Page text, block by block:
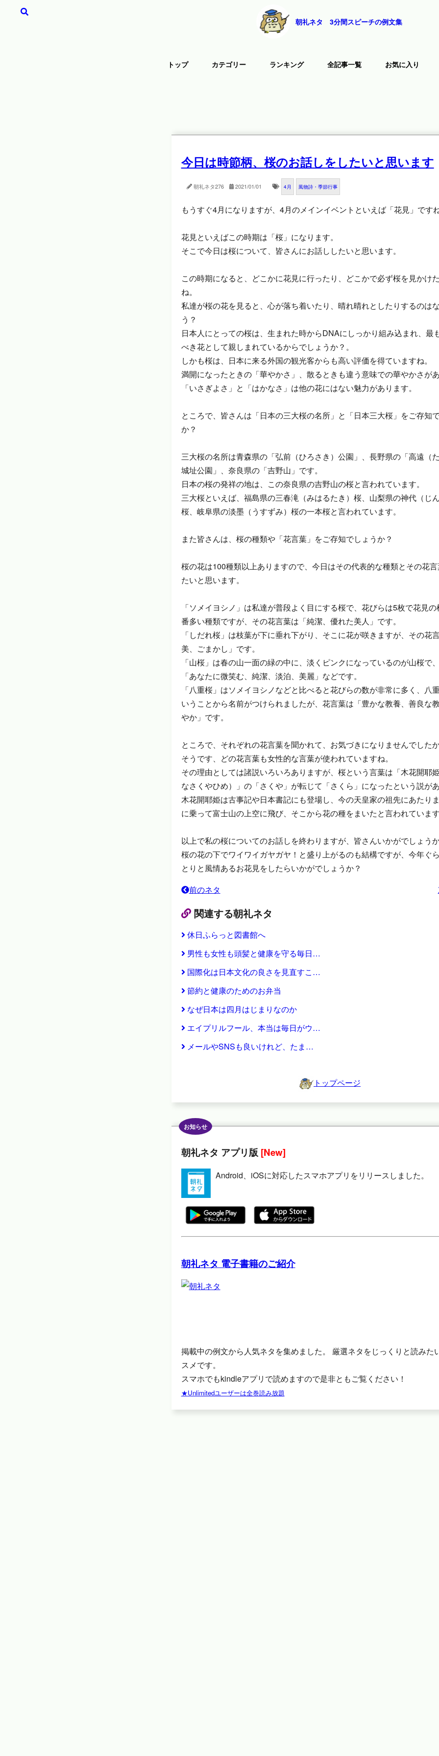
朝礼ネタ 3分間スピーチの例文集
トップ カテゴリー ランキング 全記事一覧 お気に入り
今日は時節柄、桜のお話しをしたいと思います
朝礼ネタ276 2021/01/01 4月 風物詩・季節行事
もうすぐ4月になりますが、4月のメインイベントといえば「花見」です
花見といえばこの時期は「桜」になります。
そこで今日は桜について、皆さんにお話ししたいと思います。
この時期になると、どこかに花見に行ったり、どこかで必ず桜を見かけ
ね。
私達が桜の花を見ると、心が落ち着いたり、晴れ晴れとしたりするのは
う？
日本人にとっての桜は、生まれた時からDNAにしっかり組み込まれ、最
べき花として親しまれているからでしょうか？。
しかも桜は、日本に来る外国の観光客からも高い評価を得ていますね。
満開になったときの「華やかさ」、散るときも違う意味での華やかさが
「いさぎよさ」と「はかなさ」は他の花にはない魅力があります。
ところで、皆さんは「日本の三大桜の名所」と「日本三大桜」をご存知
か？
三大桜の名所は青森県の「弘前（ひろさき）公園」、長野県の「高遠（
城址公園」、奈良県の「吉野山」です。
日本の桜の発祥の地は、この奈良県の吉野山の桜と言われています。
三大桜といえば、福島県の三春滝（みはるたき）桜、山梨県の神代（じ
桜、岐阜県の淡墨（うすずみ）桜の一本桜と言われています。
また皆さんは、桜の種類や「花言葉」をご存知でしょうか？
桜の花は100種類以上ありますので、今日はその代表的な種類とその花
たいと思います。
「ソメイヨシノ」は私達が普段よく目にする桜で、花びらは5枚で花見
番多い種類ですが、その花言葉は「純潔、優れた美人」です。
「しだれ桜」は枝葉が下に垂れ下がり、そこに花が咲きますが、その花
美、ごまかし」です。
「山桜」は春の山一面の緑の中に、淡くピンクになっているのが山桜で
「あなたに微笑む、純潔、淡泊、美麗」などです。
「八重桜」はソメイヨシノなどと比べると花びらの数が非常に多く、八
いうことから名前がつけられましたが、花言葉は「豊かな教養、善良な
やか」です。
ところで、それぞれの花言葉を聞かれて、お気づきになりませんでした
そうです、どの花言葉も女性的な言葉が使われていますね。
その理由としては諸説いろいろありますが、桜という言葉は「木花開耶
なさくやひめ）」の「さくや」が転じて「さくら」になったという説が
木花開耶姫は古事記や日本書記にも登場し、今の天皇家の祖先にあたり
に乗って富士山の上空に飛び、そこから花の種をまいたと言われていま
以上で私の桜についてのお話しを終わりますが、皆さんいかがでしょう
桜の花の下でワイワイガヤガヤ！と盛り上がるのも結構ですが、今年ぐ
とりと風情あるお花見をしたらいかがでしょうか？
前のネタ
関連する朝礼ネタ
休日ふらっと図書館へ
男性も女性も頭髪と健康を守る毎日…
国際化は日本文化の良さを見直すこ…
節約と健康のためのお弁当
なぜ日本は四月はじまりなのか
エイプリルフール、本当は毎日がウ…
メールやSNSも良いけれど、たま…
トップページ
お知らせ
朝礼ネタ アプリ版 [New]
Android、iOSに対応したスマホアプリをリリースしました。
朝礼ネタ 電子書籍のご紹介
掲載中の例文から人気ネタを集めました。 厳選ネタをじっくりと読みた
スメです。
スマホでもkindleアプリで読めますので是非ともご覧ください！
★Unlimitedユーザーは全巻読み放題